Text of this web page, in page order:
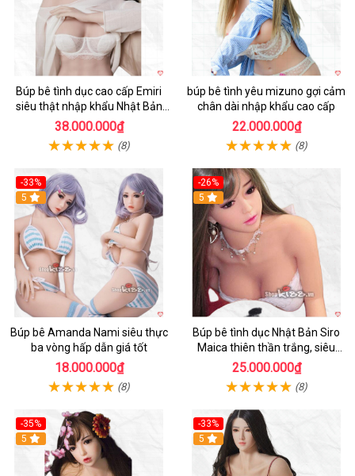
Búp bê tình dục cao cấp Emiri
siêu thật nhập khẩu Nhật Bản
giá tốt
38.000.000₫
(8)
búp bê tình yêu mizuno gợi cảm
chân dài nhập khẩu cao cấp
22.000.000₫
(8)
-33%
Hot
5
Búp bê Amanda Nami siêu thực
ba vòng hấp dẫn giá tốt
18.000.000₫
(8)
-26%
Hot
5
Búp bê tình dục Nhật Bản Siro
Maica thiên thần trắng, siêu
thực, thoải mái
25.000.000₫
(8)
-35%
Hot
5
-33%
Hot
5